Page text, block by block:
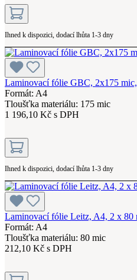
Ihned k dispozici, dodací lhůta 1-3 dny
Laminovací fólie GBC, 2x175
Formát: A4
Tloušťka materiálu: 175 mic
1 196,10 Kč s DPH
Ihned k dispozici, dodací lhůta 1-3 dny
Laminovací fólie Leitz, A4, 2 x 80
Formát: A4
Tloušťka materiálu: 80 mic
212,10 Kč s DPH